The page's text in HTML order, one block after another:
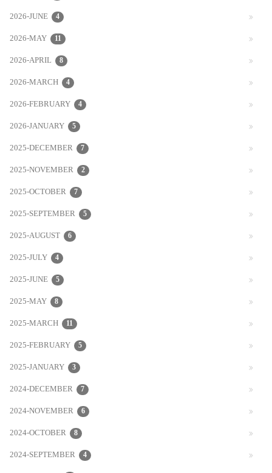
2026-JUNE 4
2026-MAY 11
2026-APRIL 8
2026-MARCH 4
2026-FEBRUARY 4
2026-JANUARY 5
2025-DECEMBER 7
2025-NOVEMBER 2
2025-OCTOBER 7
2025-SEPTEMBER 5
2025-AUGUST 6
2025-JULY 4
2025-JUNE 5
2025-MAY 8
2025-MARCH 11
2025-FEBRUARY 5
2025-JANUARY 3
2024-DECEMBER 7
2024-NOVEMBER 6
2024-OCTOBER 8
2024-SEPTEMBER 4